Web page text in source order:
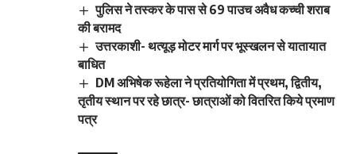
पुलिस ने तस्कर के पास से 69 पाउच अवैध कच्ची शराब
की बरामद
उत्तरकाशी- थत्यूड़ मोटर मार्ग पर भूस्खलन से यातायात
बाधित
DM अभिषेक रूहेला ने प्रतियोगिता में प्रथम, द्वितीय,
तृतीय स्थान पर रहे छात्र- छात्राओं को वितरित किये प्रमाण
पत्र